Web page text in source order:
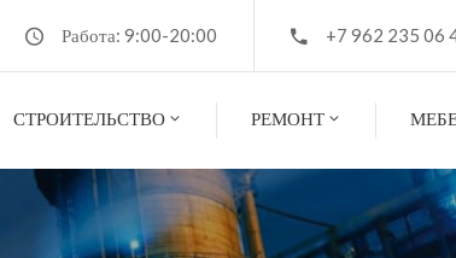
Работа: 9:00-20:00 +7 962 235 06
СТРОИТЕЛЬСТВО РЕМОНТ